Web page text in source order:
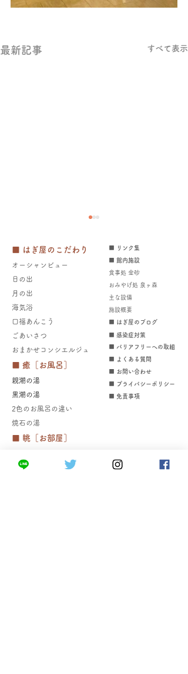
最新記事 すべて表示
2026年海水浴場開設中～
8/23（日）宿泊されるお
■ はぎ屋のこだわり
オーシャンビュー
日の出
月の出
​​海気浴
口福あんこう
​ごあいさつ
​​ おまかせコンシエルジュ
■ 癒［お風呂］
親潮の湯
​黒潮の湯
2色のお風呂の違い
焼石の湯
■ リンク集
■ 館内施設
食事処 金砂
おみやげ処 泉ヶ森
​主な設備
施設概要
■ はぎ屋のブログ
■ 感染症対策
■ バリアフリーへの取組
■ よくある質問
​​■ お問い合わせ
■ プライバシーポリシー
■ 免責事項
■ 眺［お部屋］
和室12.5畳